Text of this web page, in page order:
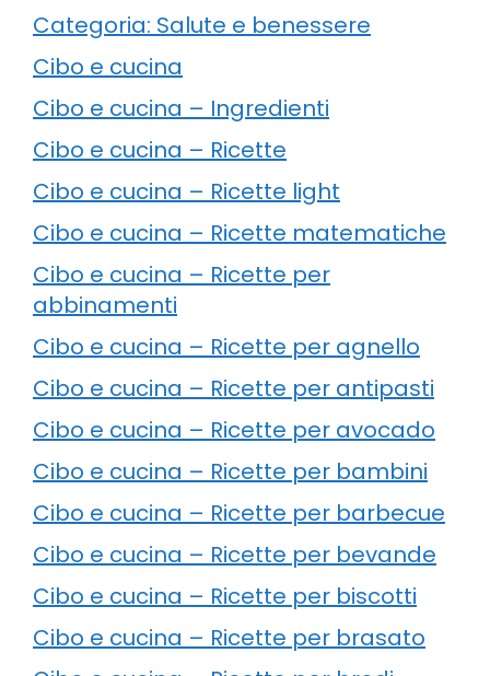
Categoria: Salute e benessere
Cibo e cucina
Cibo e cucina – Ingredienti
Cibo e cucina – Ricette
Cibo e cucina – Ricette light
Cibo e cucina – Ricette matematiche
Cibo e cucina – Ricette per
abbinamenti
Cibo e cucina – Ricette per agnello
Cibo e cucina – Ricette per antipasti
Cibo e cucina – Ricette per avocado
Cibo e cucina – Ricette per bambini
Cibo e cucina – Ricette per barbecue
Cibo e cucina – Ricette per bevande
Cibo e cucina – Ricette per biscotti
Cibo e cucina – Ricette per brasato